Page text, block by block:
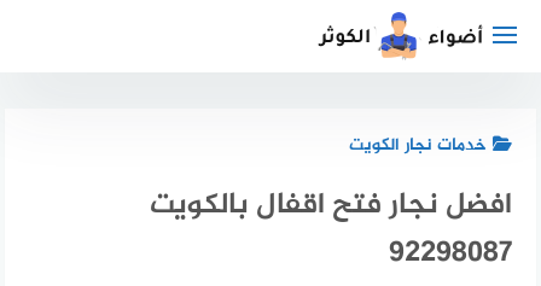
خدمات نجار الكويت
افضل نجار فتح اقفال بالكويت
92298087